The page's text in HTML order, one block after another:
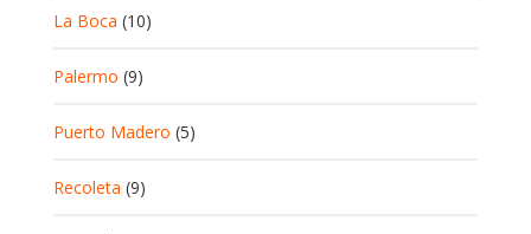
La Boca (10)
Palermo (9)
Puerto Madero (5)
Recoleta (9)